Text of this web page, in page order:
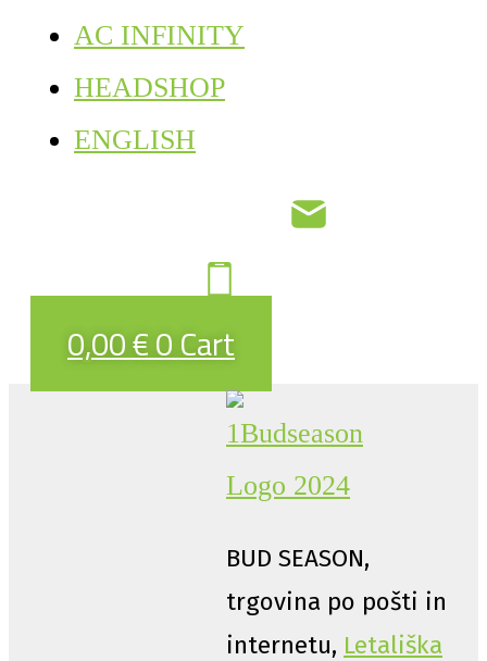
AC INFINITY
HEADSHOP
ENGLISH
0,00€0Cart
BUD SEASON,
trgovina po pošti in
internetu, Letališka